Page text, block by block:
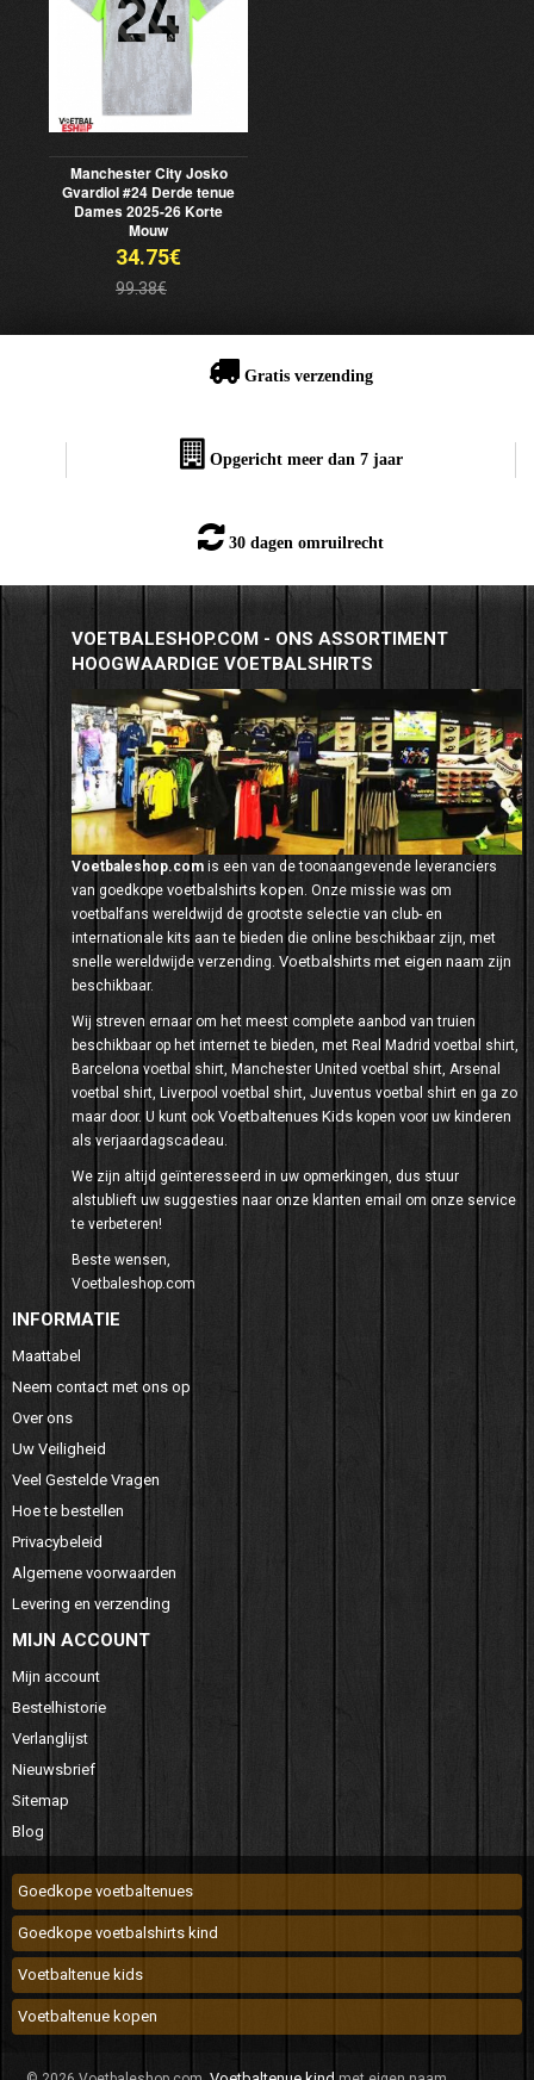
Manchester City Josko
Gvardiol #24 Derde tenue
Dames 2025-26 Korte
Mouw
34.75€
99.38€
Gratis verzending
Opgericht meer dan 7 jaar
30 dagen omruilrecht
VOETBALESHOP.COM - ONS ASSORTIMENT
HOOGWAARDIGE VOETBALSHIRTS
Voetbaleshop.com is een van de toonaangevende leveranciers
van goedkope voetbalshirts kopen. Onze missie was om
voetbalfans wereldwijd de grootste selectie van club- en
internationale kits aan te bieden die online beschikbaar zijn, met
snelle wereldwijde verzending. Voetbalshirts met eigen naam zijn
beschikbaar.
Wij streven ernaar om het meest complete aanbod van truien
beschikbaar op het internet te bieden, met Real Madrid voetbal shirt,
Barcelona voetbal shirt, Manchester United voetbal shirt, Arsenal
voetbal shirt, Liverpool voetbal shirt, Juventus voetbal shirt en ga zo
maar door. U kunt ook Voetbaltenues Kids kopen voor uw kinderen
als verjaardagscadeau.
We zijn altijd geïnteresseerd in uw opmerkingen, dus stuur
alstublieft uw suggesties naar onze klanten email om onze service
te verbeteren!
Beste wensen,
Voetbaleshop.com
INFORMATIE
Maattabel
Neem contact met ons op
Over ons
Uw Veiligheid
Veel Gestelde Vragen
Hoe te bestellen
Privacybeleid
Algemene voorwaarden
Levering en verzending
MIJN ACCOUNT
Mijn account
Bestelhistorie
Verlanglijst
Nieuwsbrief
Sitemap
Blog
Goedkope voetbaltenues
Goedkope voetbalshirts kind
Voetbaltenue kids
Voetbaltenue kopen